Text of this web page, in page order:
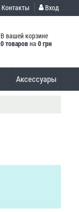
Контакты Вход
В вашей корзине
0 товаровна 0 грн
Аксессуары